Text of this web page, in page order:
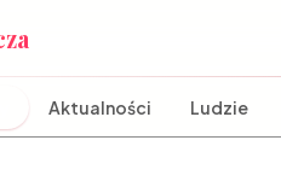
Aktualności Ludzie